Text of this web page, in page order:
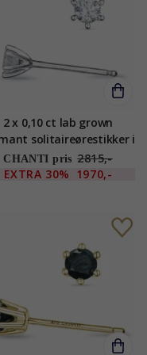
2 x 0,10 ct lab grown
solitaireørestikker i
karat hvidguld med lab
grown diamant
CHANTI pris 2815,-
EXTRA 30% 1970,-